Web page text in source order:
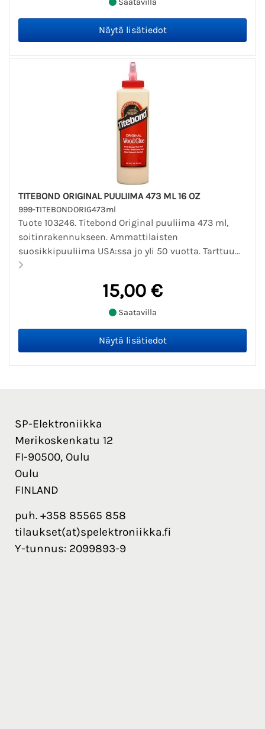
Saatavilla
TITEBOND ORIGINAL PUULIIMA 473 ML 16 OZ
999-TITEBONDORIG473ml
Tuote 103246. Titebond Original puuliima 473 ml,
soitinrakennukseen. Ammattilaisten
suosikkipuuliima USA:ssa jo yli 50 vuotta. Tarttuu...
15,00 €
Saatavilla
SP-Elektroniikka
Merikoskenkatu 12
FI-90500, Oulu
Oulu
FINLAND
puh. +358 85565 858
tilaukset(at)spelektroniikka.fi
Y-tunnus: 2099893-9